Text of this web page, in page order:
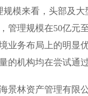
规模来看，头部及
管理规模在50亿元
业务布局上的明显
的机构均在尝试通
景林资产管理有限